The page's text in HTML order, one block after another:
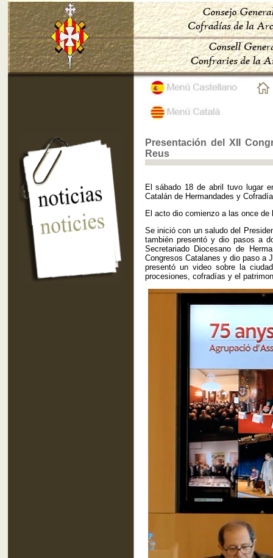
Presentación del XII
Reus
El sábado 18 de abril tuvo lugar
Catalán de Hermandades y
El acto dio comienzo a las once
Se inició con un saludo del
también presentó y dio pasos a
Secretariado Diocesano de
Congresos Catalanes y dio paso a
presentó un video sobre la
procesiones, cofradías y el